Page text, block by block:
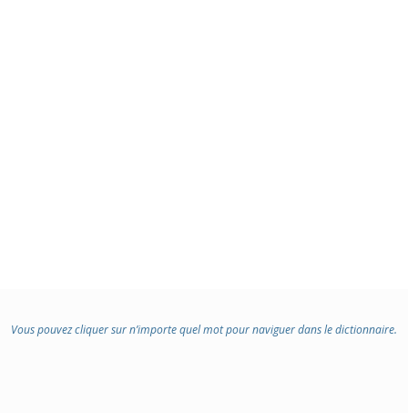
Vous pouvez cliquer sur n’importe quel mot pour naviguer dans le dictionnaire.